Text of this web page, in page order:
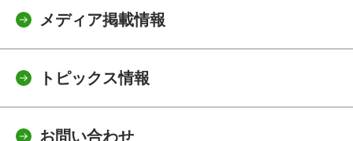
メディア掲載情報
トピックス情報
お問い合わせ